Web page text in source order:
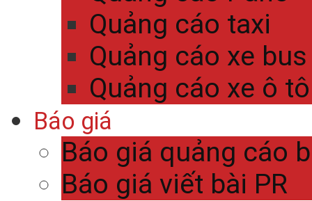
Quảng cáo taxi
Quảng cáo xe bus
Quảng cáo xe ô
Báo giá
Báo giá quảng cáo
Báo giá viết bài PR